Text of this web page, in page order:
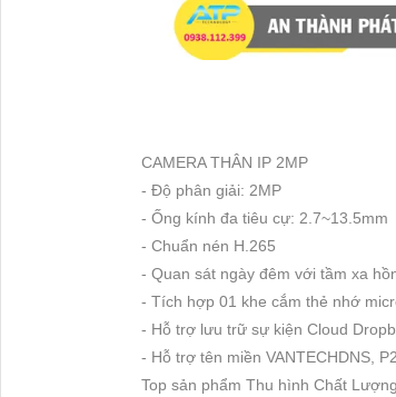
CAMERA THÂN IP 2MP
- Độ phân giải: 2MP
- Ống kính đa tiêu cự: 2.7~13.5mm
- Chuẩn nén H.265
- Quan sát ngày đêm với tầm xa
- Tích hợp 01 khe cắm thẻ nhớ
- Hỗ trợ lưu trữ sự kiện Cloud
- Hỗ trợ tên miền VANTECHDNS,
Top sản phẩm Thu hình Chất